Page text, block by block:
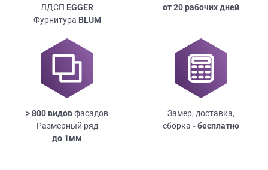
ЛДСП EGGER
Фурнитура BLUM
от 20 рабочих дней
> 800 видовфасадов
Размерный ряд
до 1мм
Замер, доставка,
сборка - бесплатно